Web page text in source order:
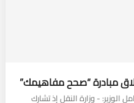
مبادرة “صحح مفاهيمك”
- وزارة النقل إذ تشارك